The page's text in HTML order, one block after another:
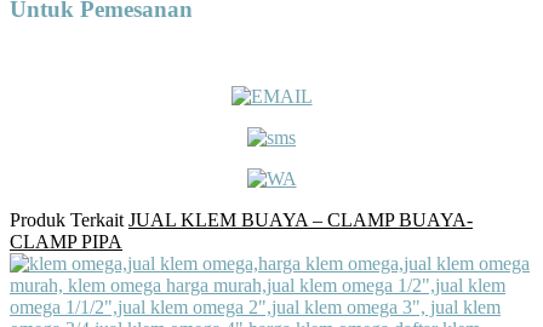
Untuk Pemesanan
Produk Terkait JUAL KLEM BUAYA – CLAMP BUAYA-
CLAMP PIPA